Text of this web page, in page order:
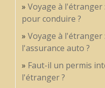
Voyage à
pour conduire ?
Voyage à
l'assurance auto ?
Faut-il un permis
l'étranger ?